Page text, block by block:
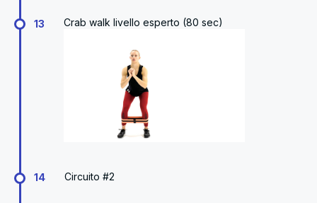
13 Crab walk livello esperto (80 sec)
14 Circuito #2